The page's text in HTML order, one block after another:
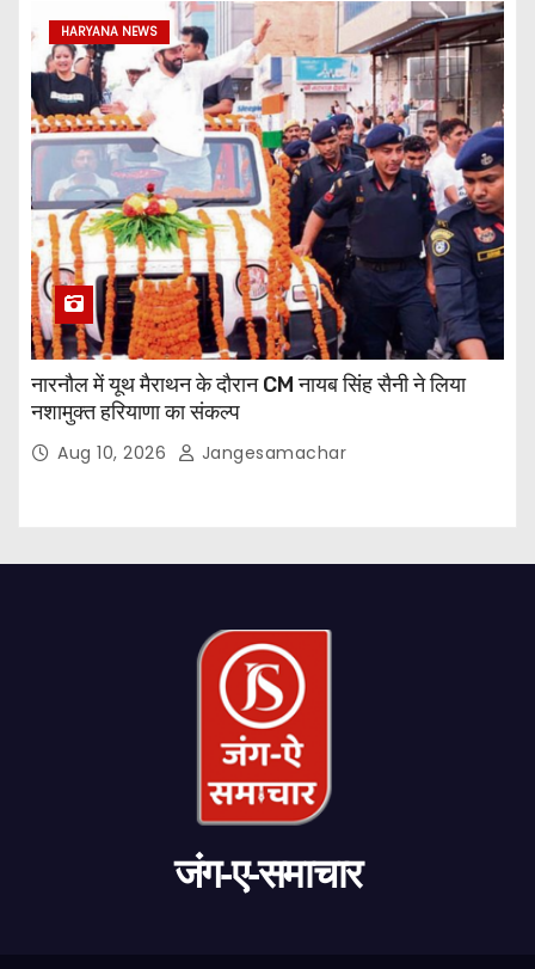
HARYANA NEWS
नारनौल में यूथ मैराथन के दौरान CM नायब सिंह सैनी ने लिया
नशामुक्त हरियाणा का संकल्प
Aug 10, 2026 Jangesamachar
जंग-ए-समाचार